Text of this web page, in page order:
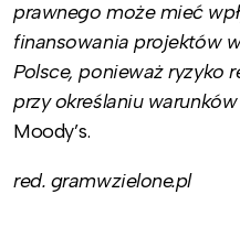
prawnego może mieć
finansowania projektów
Polsce, ponieważ ryzyko
przy określaniu
Moody’s.
red. gramwzielone.pl